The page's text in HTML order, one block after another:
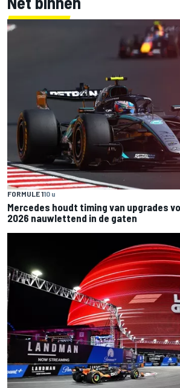
FORMULE 110 u
Mercedes houdt timing van upgrades
2026 nauwlettend in de gaten